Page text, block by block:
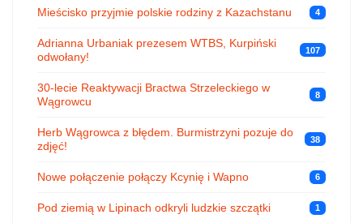
Mieścisko przyjmie polskie rodziny z Kazachstanu 4
Adrianna Urbaniak prezesem WTBS, Kurpiński
odwołany!
107
30-lecie Reaktywacji Bractwa Strzeleckiego w
Wągrowcu
8
Herb Wągrowca z błędem. Burmistrzyni pozuje do
zdjęć!
38
Nowe połączenie połączy Kcynię i Wapno 6
Pod ziemią w Lipinach odkryli ludzkie szczątki 1